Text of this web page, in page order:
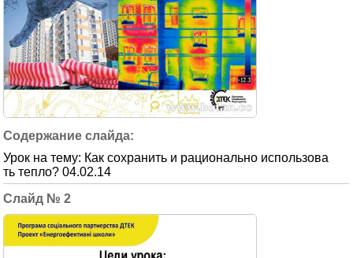
Урок на тему: Как сохранить и рационально использова
ть тепло? 04.02.14
2